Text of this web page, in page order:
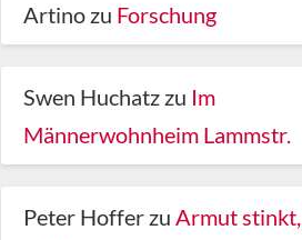
Artinozu Forschung
Swen Huchatzzu Im
Männerwohnheim Lammstr.
Peter Hofferzu Armut stinkt,